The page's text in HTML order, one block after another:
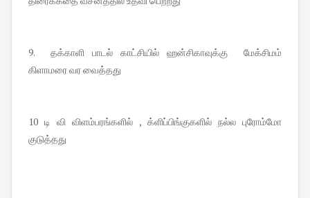
9. தக்காளி பாடல் காட்சியில் ஹன்சிகாவுக்கு மேக்சிமம்
கிளாமரை வர வைத்தது
10 டி வி விளம்பரங்களில் , க்ளிப்பிங்குகளில் நல்ல புரோம்மோ
குடுத்தது